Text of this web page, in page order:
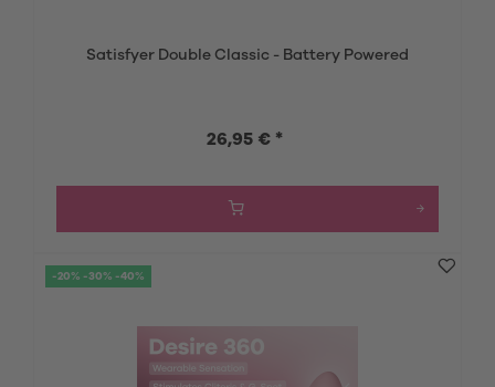
Satisfyer Double Classic - Battery Powered
26,95 € *
-20% -30% -40%